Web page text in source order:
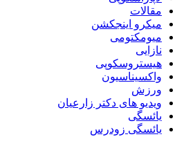
مقالات
میکرو اینجکشن
میومکتومی
نازایی
هیستروسکوپی
واکسیناسیون
ورزش
ویدیو های دکتر زارعیان
یائسگی
یائسگی زودرس